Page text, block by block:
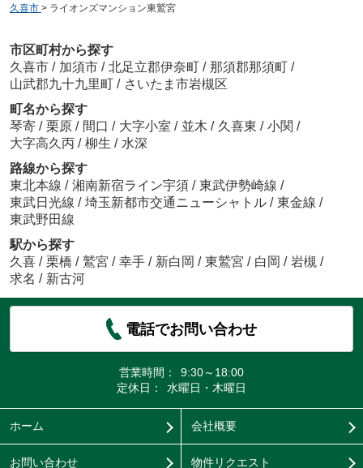
久喜市 > ライオンズマンション東鷲宮
市区町村から探す
久喜市 / 加須市 / 北足立郡伊奈町 / 那須郡那須町 /
山武郡九十九里町 / さいたま市岩槻区
町名から探す
琴寄 / 栗原 / 間口 / 大字小室 / 並木 / 久喜東 / 小関 /
大字高久丙 / 柳生 / 水深
路線から探す
東北本線 / 湘南新宿ライン宇須 / 東武伊勢崎線 /
東武日光線 / 埼玉新都市交通ニューシャトル / 東金線 /
東武野田線
駅から探す
久喜 / 栗橋 / 鷲宮 / 幸手 / 新白岡 / 東鷲宮 / 白岡 / 岩槻 /
求名 / 新古河
電話でお問い合わせ
営業時間：
9:30～18:00
定休日：
水曜日・木曜日
ホーム 会社概要
お問い合わせ 物件リクエスト